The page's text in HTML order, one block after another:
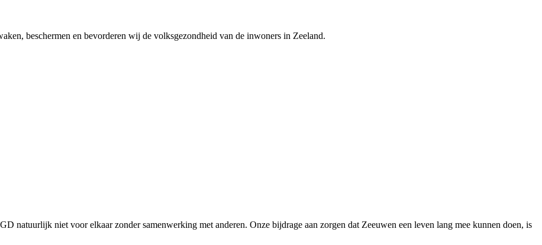
beschermen en bevorderen wij de volksgezondheid van de inwoners in Zeeland.
natuurlijk niet voor elkaar zonder samenwerking met anderen. Onze bijdrage aan zorgen dat Zeeuwen een leven lang mee kunnen doen, is